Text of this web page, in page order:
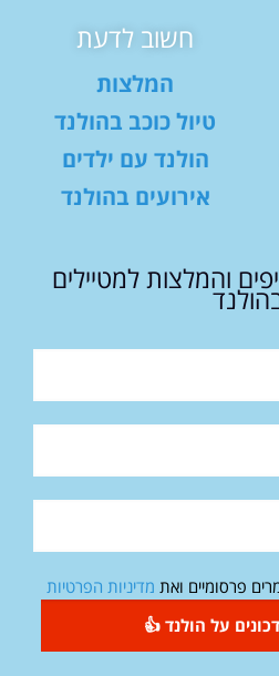
חשוב לדעת
המלצות
טיול כוכב בהולנד
הולנד עם ילדים
אירועים בהולנד
והמלצות למטיילים
פרסומיים ואת מדיניות הפרטיות
על הולנד 👍